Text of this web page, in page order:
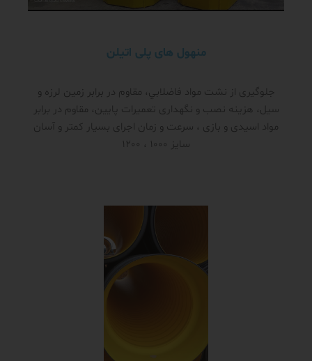
منهول های پلی اتیلن
جلوگیری از نشت مواد فاضلابي، مقاوم در برابر زمین لرزه و
سیل، هزینه نصب و نگهداری تعمیرات پایین، مقاوم در برابر
مواد اسیدی و بازی ، سرعت و زمان اجرای بسیار کمتر و آسان
سایز 1000 ، 1200